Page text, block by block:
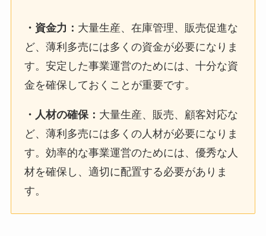
・ 資金力 ： 大量生産、在庫管理、販売促進な
ど、薄利多売には多くの資金が必要になりま
す。安定した事業運営のためには、十分な資
金を確保しておくことが重要です。
・ 人材の確保 ： 大量生産、販売、顧客対応な
ど、薄利多売には多くの人材が必要になりま
す。効率的な事業運営のためには、優秀な人
材を確保し、適切に配置する必要がありま
す。